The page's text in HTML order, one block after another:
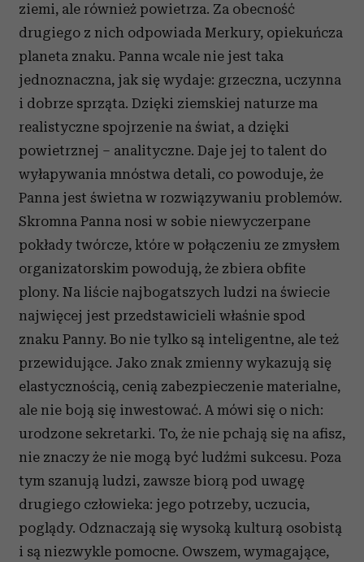
ziemi, ale również powietrza. Za obecność
drugiego z nich odpowiada Merkury, opiekuńcza
planeta znaku. Panna wcale nie jest taka
jednoznaczna, jak się wydaje: grzeczna, uczynna
i dobrze sprząta. Dzięki ziemskiej naturze ma
realistyczne spojrzenie na świat, a dzięki
powietrznej – analityczne. Daje jej to talent do
wyłapywania mnóstwa detali, co powoduje, że
Panna jest świetna w rozwiązywaniu problemów.
Skromna Panna nosi w sobie niewyczerpane
pokłady twórcze, które w połączeniu ze zmysłem
organizatorskim powodują, że zbiera obfite
plony. Na liście najbogatszych ludzi na świecie
najwięcej jest przedstawicieli właśnie spod
znaku Panny. Bo nie tylko są inteligentne, ale też
przewidujące. Jako znak zmienny wykazują się
elastycznością, cenią zabezpieczenie materialne,
ale nie boją się inwestować. A mówi się o nich:
urodzone sekretarki. To, że nie pchają się na afisz,
nie znaczy że nie mogą być ludźmi sukcesu. Poza
tym szanują ludzi, zawsze biorą pod uwagę
drugiego człowieka: jego potrzeby, uczucia,
poglądy. Odznaczają się wysoką kulturą osobistą
i są niezwykle pomocne. Owszem, wymagające,